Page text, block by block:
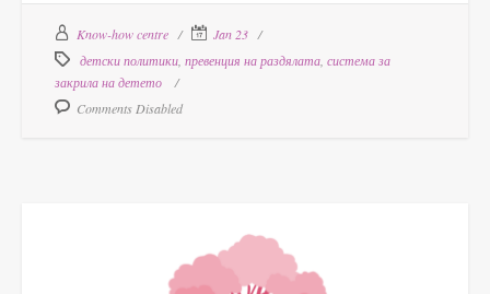
Know-how centre
Jan 23
детски политики превенция на раздялата система за
закрила на детето
Comments Disabled